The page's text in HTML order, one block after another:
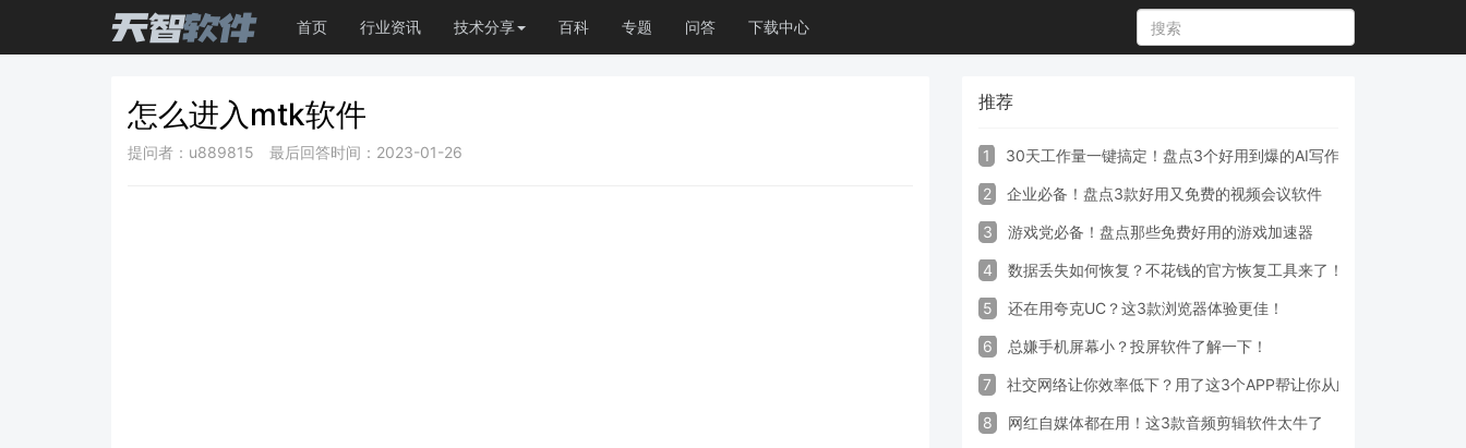
首页 行业资讯 技术分享 百科 专题 问答 下载中心
怎么进入mtk软件
提问者：u889815 最后回答时间：2023-01-26
推荐
1 30天工作量一键搞定！盘点3个好用到爆的AI写作生成器工具
2 企业必备！盘点3款好用又免费的视频会议软件
3 游戏党必备！盘点那些免费好用的游戏加速器
4 数据丢失如何恢复？不花钱的官方恢复工具来了！
5 还在用夸克UC？这3款浏览器体验更佳！
6 总嫌手机屏幕小？投屏软件了解一下！
7 社交网络让你效率低下？用了这3个APP帮让你从此戒掉手机！
8 网红自媒体都在用！这3款音频剪辑软件太牛了